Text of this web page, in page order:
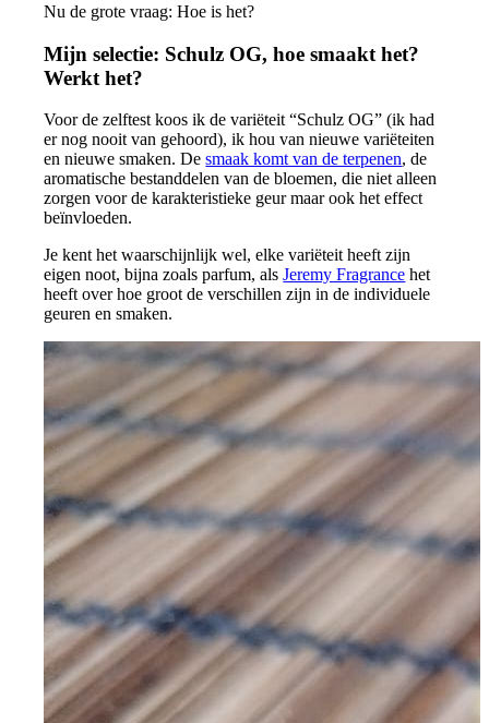
Nu de grote vraag: Hoe is het?
Mijn selectie: Schulz OG, hoe smaakt het?
Werkt het?
Voor de zelftest koos ik de variëteit “Schulz OG” (ik had
er nog nooit van gehoord), ik hou van nieuwe variëteiten
en nieuwe smaken. Desmaak komt van de terpenen, de
aromatische bestanddelen van de bloemen, die niet alleen
zorgen voor de karakteristieke geur maar ook het effect
beïnvloeden.
Je kent het waarschijnlijk wel, elke variëteit heeft zijn
eigen noot, bijna zoals parfum, alsJeremy Fragrance het
heeft over hoe groot de verschillen zijn in de individuele
geuren en smaken.